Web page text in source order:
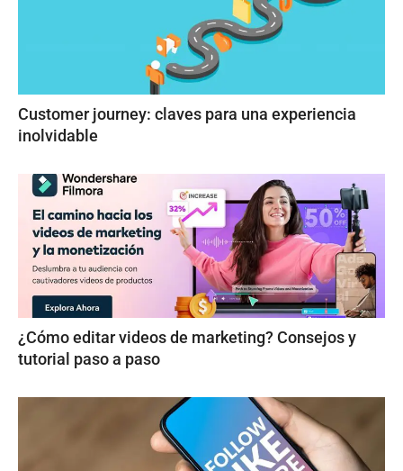
Customer journey: claves para una experiencia
inolvidable
¿Cómo editar videos de marketing? Consejos y
tutorial paso a paso